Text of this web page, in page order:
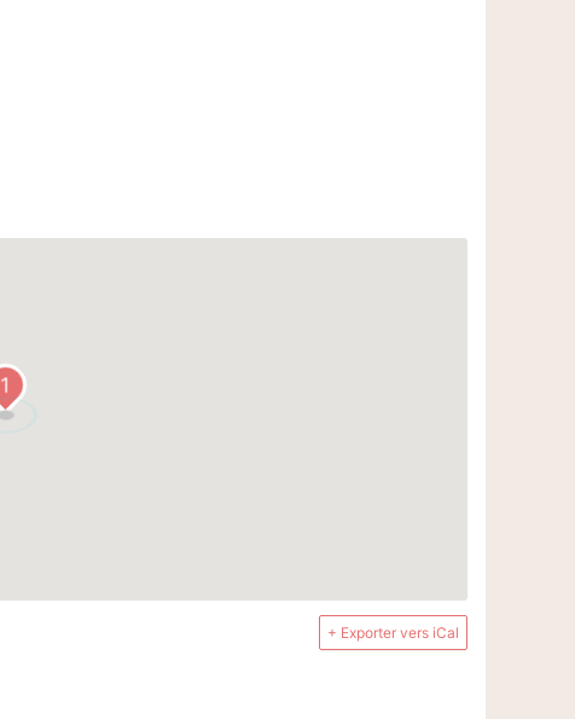
1
+ Exporter vers iCal